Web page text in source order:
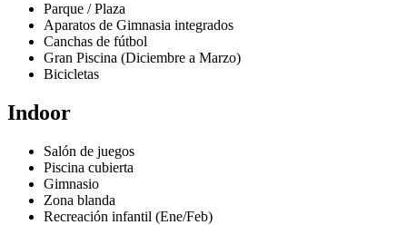
Parque / Plaza
Aparatos de Gimnasia integrados
Canchas de fútbol
Gran Piscina (Diciembre a Marzo)
Bicicletas
Indoor
Salón de juegos
Piscina cubierta
Gimnasio
Zona blanda
Recreación infantil (Ene/Feb)